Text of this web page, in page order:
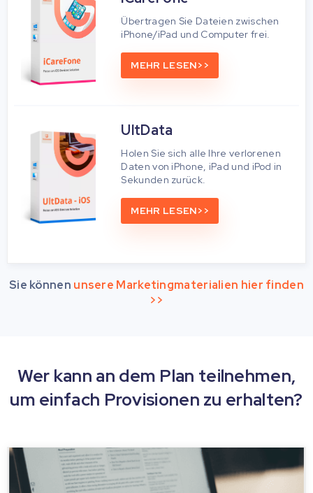
Übertragen Sie Dateien zwischen
iPhone/iPad und Computer frei.
MEHR LESEN>>
UltData
Holen Sie sich alle Ihre verlorenen
Daten von iPhone, iPad und iPod in
Sekunden zurück.
MEHR LESEN>>
Sie können unsere Marketingmaterialien hier finden
>>
Wer kann an dem Plan teilnehmen,
um einfach Provisionen zu erhalten?